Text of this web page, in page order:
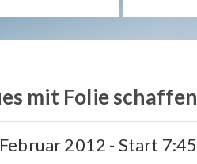
mit Folie schaffen
2012 - Start 7:45